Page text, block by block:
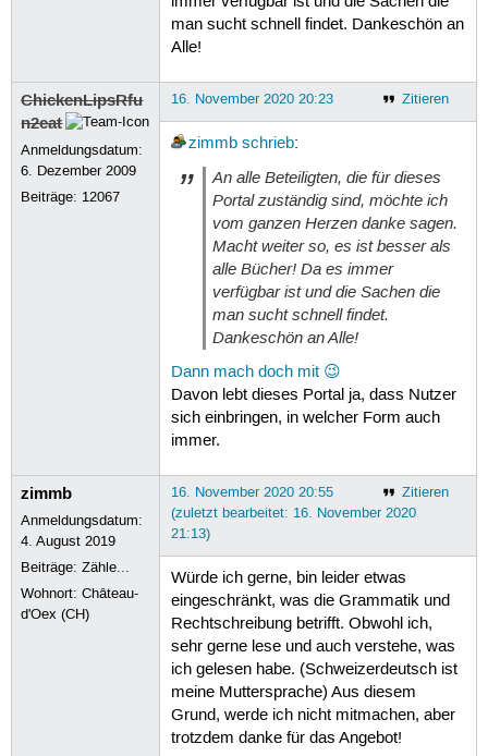
man sucht schnell findet. Dankeschön an
Alle!
ChickenLipsRfu
n2eat
Anmeldungsdatum:
6. Dezember 2009
Beiträge: 12067
Zitieren
16. November 2020 20:23
zimmb schrieb:
An alle Beteiligten, die für dieses
Portal zuständig sind, möchte ich
vom ganzen Herzen danke sagen.
Macht weiter so, es ist besser als
alle Bücher! Da es immer
verfügbar ist und die Sachen die
man sucht schnell findet.
Dankeschön an Alle!
Dann mach doch mit 😉
Davon lebt dieses Portal ja, dass Nutzer
sich einbringen, in welcher Form auch
immer.
zimmb
Anmeldungsdatum:
4. August 2019
Beiträge:Zähle...
Wohnort: Château-
d'Oex (CH)
Zitieren
16. November 2020 20:55
(zuletzt bearbeitet: 16. November 2020
21:13)
Würde ich gerne, bin leider etwas
eingeschränkt, was die Grammatik und
Rechtschreibung betrifft. Obwohl ich,
sehr gerne lese und auch verstehe, was
ich gelesen habe. (Schweizerdeutsch ist
meine Muttersprache) Aus diesem
Grund, werde ich nicht mitmachen, aber
trotzdem danke für das Angebot!